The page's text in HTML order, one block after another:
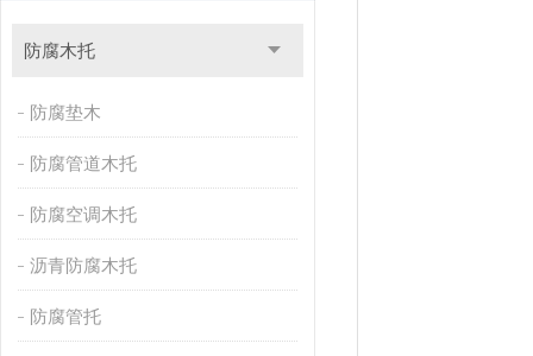
防腐木托
防腐垫木
防腐管道木托
防腐空调木托
沥青防腐木托
防腐管托